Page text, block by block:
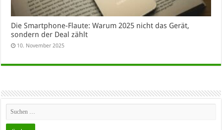
Die Smartphone-Flaute: Warum 2025 nicht das Gerät,
sondern der Deal zählt
10. November 2025